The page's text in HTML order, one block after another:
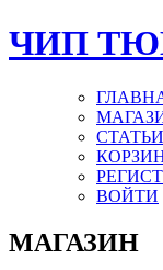
ЧИП
СТАТЬИ
ВОЙТИ
МАГАЗИН